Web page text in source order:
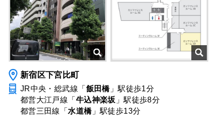
新宿区下宮比町
JR中央・総武線「 飯田橋」駅徒歩1分
都営大江戸線「 牛込神楽坂 」駅徒歩8分
都営三田線「水道橋」駅徒歩13分